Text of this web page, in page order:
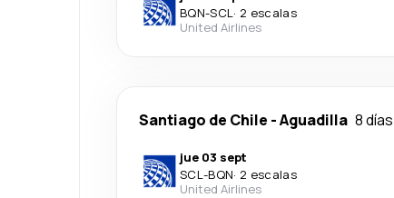
BQN-SCL· 2 escalas
United Airlines
Santiago de Chile -Aguadilla 8 días
jue 03 sept
SCL-BQN· 2 escalas
United Airlines